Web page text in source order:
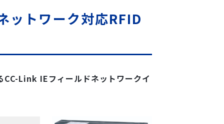
ットワーク対応RFID
Link IEフィールドネットワークイ